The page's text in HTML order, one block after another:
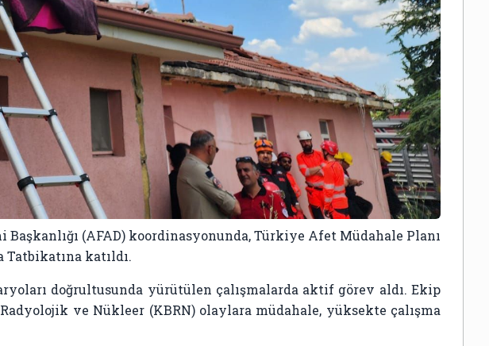
(AFAD) koordinasyonunda, Türkiye Afet Müdahale Planı
katıldı.
doğrultusunda yürütülen çalışmalarda aktif görev aldı. Ekip
ve Nükleer (KBRN) olaylara müdahale, yüksekte çalışma